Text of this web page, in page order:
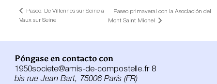
Paseo: De Villennes sur Seine a
Vaux sur Seine
Paseo primaveral con la Asociación del
Mont Saint Michel
Póngase en contacto con
1950societe@amis-de-compostelle.fr 8
bis rue Jean Bart, 75006 París (FR)